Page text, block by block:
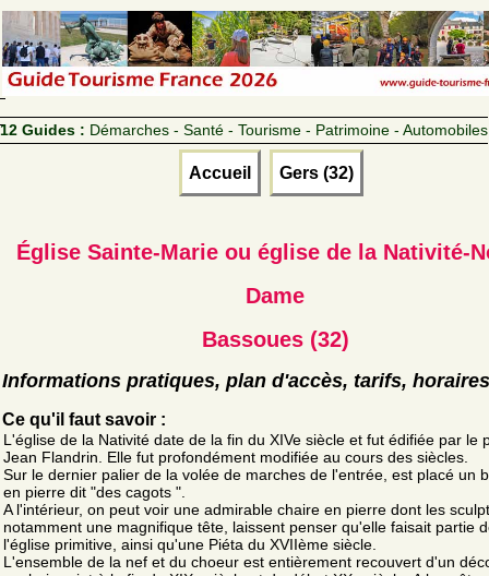
12 Guides : Démarches - Santé - Tourisme - Patrimoine - Automobiles
Accueil Gers (32)
Église Sainte-Marie ou église de la Nativité-
Dame
Bassoues (32)
Informations pratiques, plan d'accès, tarifs, horaires
Ce qu'il faut savoir :
L'église de la Nativité date de la fin du XIVe siècle et fut édifiée par le
Jean Flandrin. Elle fut profondément modifiée au cours des siècles.
Sur le dernier palier de la volée de marches de l'entrée, est placé un
en pierre dit "des cagots ".
A l'intérieur, on peut voir une admirable chaire en pierre dont les
notamment une magnifique tête, laissent penser qu'elle faisait partie
l'église primitive, ainsi qu'une Piéta du XVIIème siècle.
L'ensemble de la nef et du choeur est entièrement recouvert d'un